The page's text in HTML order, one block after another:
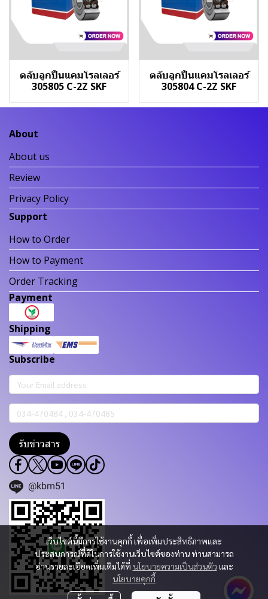
ตลับลูกปืนแคมโรลเลอร์
305805 C-2Z SKF
ตลับลูกปืนแคมโรลเลอร์
305804 C-2Z SKF
เว็บไซต์นี้มีการใช้งานคุกกี้ เพื่อเพิ่มประสิทธิภาพและ
ประสบการณ์ที่ดีในการใช้งานเว็บไซต์ของท่าน ท่านสามารถ
อ่านรายละเอียดเพิ่มเติมได้ที่ นโยบายความเป็นส่วนตัว และ
นโยบายคุกกี้
About
About us
Review
Privacy Policy
Support
How to Order
How to Payment
Order Tracking
Payment
Shipping
Subscribe
รับข่าวสาร
@kbm51